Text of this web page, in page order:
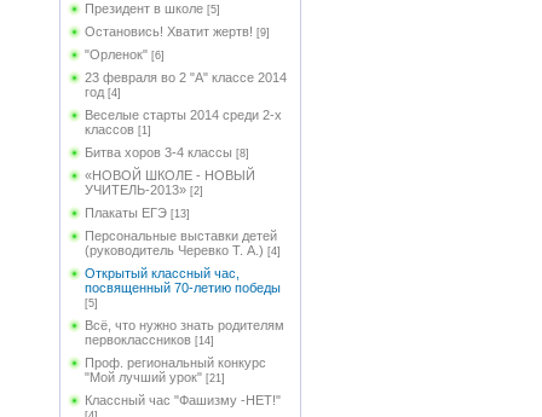
Президент в школе [5]
Остановись! Хватит жертв! [9]
"Орленок" [6]
23 февраля во 2 "А" классе 2014
год [4]
Веселые старты 2014 среди 2-х
классов [1]
Битва хоров 3-4 классы [8]
«НОВОЙ ШКОЛЕ - НОВЫЙ
УЧИТЕЛЬ-2013» [2]
Плакаты ЕГЭ [13]
Персональные выставки детей
(руководитель Черевко Т. А.) [4]
Открытый классный час,
посвященный 70-летию победы
[5]
Всё, что нужно знать родителям
первоклассников [14]
Проф. региональный конкурс
"Мой лучший урок" [21]
Классный час "Фашизму -НЕТ!"